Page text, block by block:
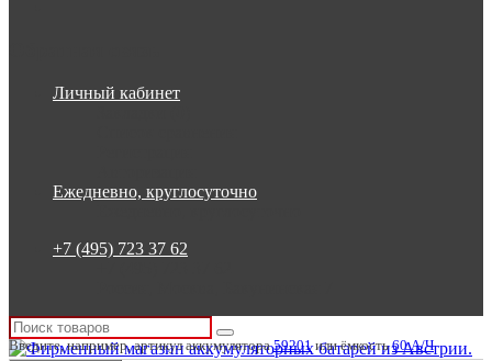
Личный кабинет
Ежедневно, круглосуточно
+7 (495) 723 37 62
Введите, например, артикул аккумулятора59201или ёмкость60 А/Ч